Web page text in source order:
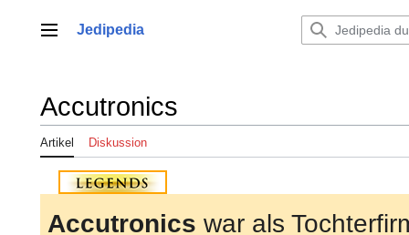
springenHauptmenü
Jedipedia
Accutronics
Artikel Diskussion
Accutronics war als